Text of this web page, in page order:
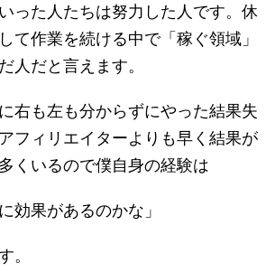
った人たちは努力した人です。休
て作業を続ける中で「稼ぐ領域」
人だと言えます。
右も左も分からずにやった結果失
フィリエイターよりも早く結果が
くいるので僕自身の経験は
効果があるのかな」
。